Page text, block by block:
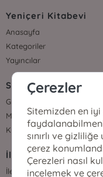
Yeniçeri Kitabevi
Anasayfa
Kategoriler
Yayıncılar
Sözleşmeler
Gizlilik Sözleşmesi
Mesafeli Satış Sözleşmesi
Kullanıcı Sözleşmesi
İletişim
İletişim
Çerezler
Sitemizden en
sınırlı ve
çerez
Çerezleri nasıl
incelemek ve